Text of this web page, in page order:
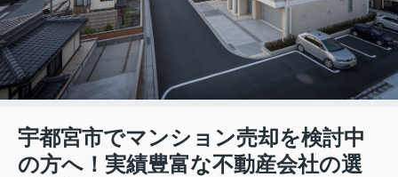
宇都宮市でマンション売却を検討中
の方へ！実績豊富な不動産会社の選